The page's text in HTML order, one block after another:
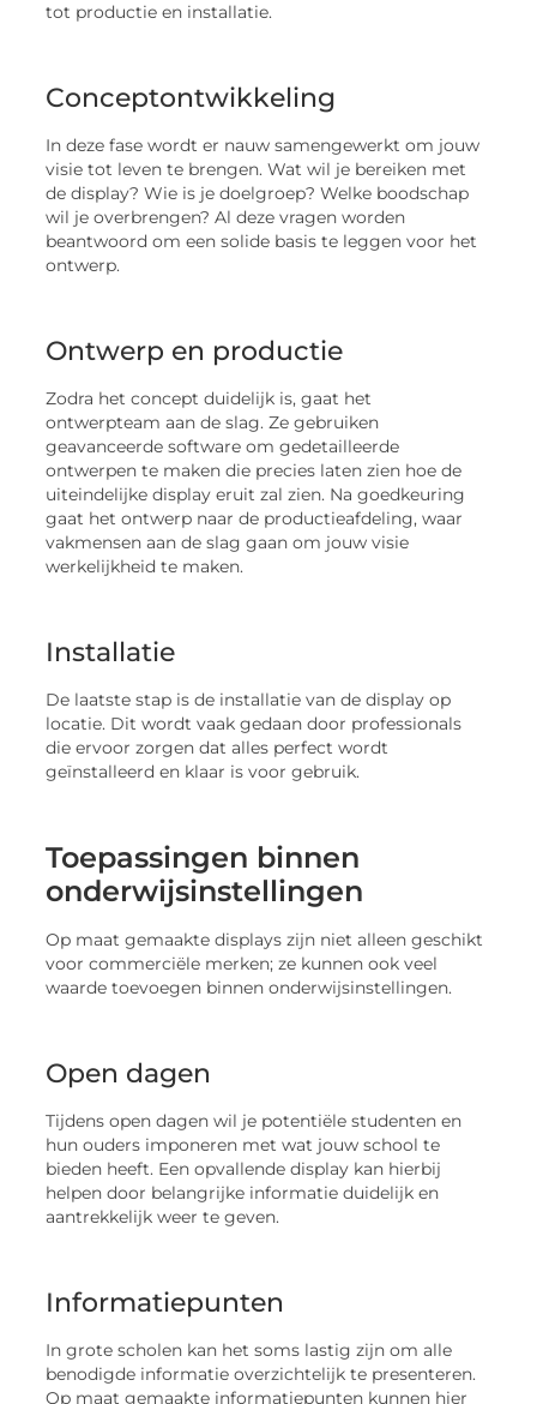
tot productie en installatie.
Conceptontwikkeling
In deze fase wordt er nauw samengewerkt om jouw
visie tot leven te brengen. Wat wil je bereiken met
de display? Wie is je doelgroep? Welke boodschap
wil je overbrengen? Al deze vragen worden
beantwoord om een solide basis te leggen voor het
ontwerp.
Ontwerp en productie
Zodra het concept duidelijk is, gaat het
ontwerpteam aan de slag. Ze gebruiken
geavanceerde software om gedetailleerde
ontwerpen te maken die precies laten zien hoe de
uiteindelijke display eruit zal zien. Na goedkeuring
gaat het ontwerp naar de productieafdeling, waar
vakmensen aan de slag gaan om jouw visie
werkelijkheid te maken.
Installatie
De laatste stap is de installatie van de display op
locatie. Dit wordt vaak gedaan door professionals
die ervoor zorgen dat alles perfect wordt
geïnstalleerd en klaar is voor gebruik.
Toepassingen binnen
onderwijsinstellingen
Op maat gemaakte displays zijn niet alleen geschikt
voor commerciële merken; ze kunnen ook veel
waarde toevoegen binnen onderwijsinstellingen.
Open dagen
Tijdens open dagen wil je potentiële studenten en
hun ouders imponeren met wat jouw school te
bieden heeft. Een opvallende display kan hierbij
helpen door belangrijke informatie duidelijk en
aantrekkelijk weer te geven.
Informatiepunten
In grote scholen kan het soms lastig zijn om alle
benodigde informatie overzichtelijk te presenteren.
Op maat gemaakte informatiepunten kunnen hier